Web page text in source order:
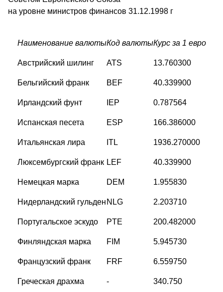
на уровне министров финансов 31.12.1998 г
Наименование валютыКод валютыКурс за 1 евро
Австрийский шилинг ATS 13.760300
Бельгийский франк BEF 40.339900
Ирландский фунт IEP 0.787564
Испанская песета ESP 166.386000
Итальянская лира ITL 1936.270000
Люксембургский франк LEF 40.339900
Немецкая марка DEM 1.955830
Нидерландский гульден NLG 2.203710
Португальское эскудо PTE 200.482000
Финляндская марка FIM 5.945730
Французский франк FRF 6.559750
Греческая драхма - 340.750